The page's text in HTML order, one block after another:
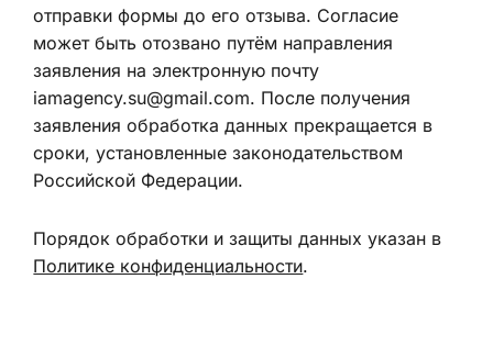
отправки формы до его отзыва. Согласие
может быть отозвано путём направления
заявления на электронную почту
iamagency.su@gmail.com. После получения
заявления обработка данных прекращается в
сроки, установленные законодательством
Российской Федерации.
Порядок обработки и защиты данных указан в
Политике конфиденциальности.